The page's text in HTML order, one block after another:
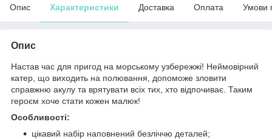
Опис Характеристики Доставка Оплата Умови
Опис
Настав час для пригод на морському узбережжі! Неймовірний
катер, що виходить на полювання, допоможе зловити
справжню акулу та врятувати всіх тих, хто відпочиває. Таким
героєм хоче стати кожен малюк!
Особливості:
цікавий набір наповнений безліччю деталей;